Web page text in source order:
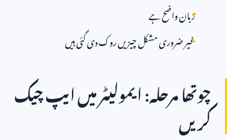
زبان واضح ہے
غیر ضروری مشکل چیزیں روک دی گئی ہیں
مرحلہ: ایمولیٹر میں ایپ چیک